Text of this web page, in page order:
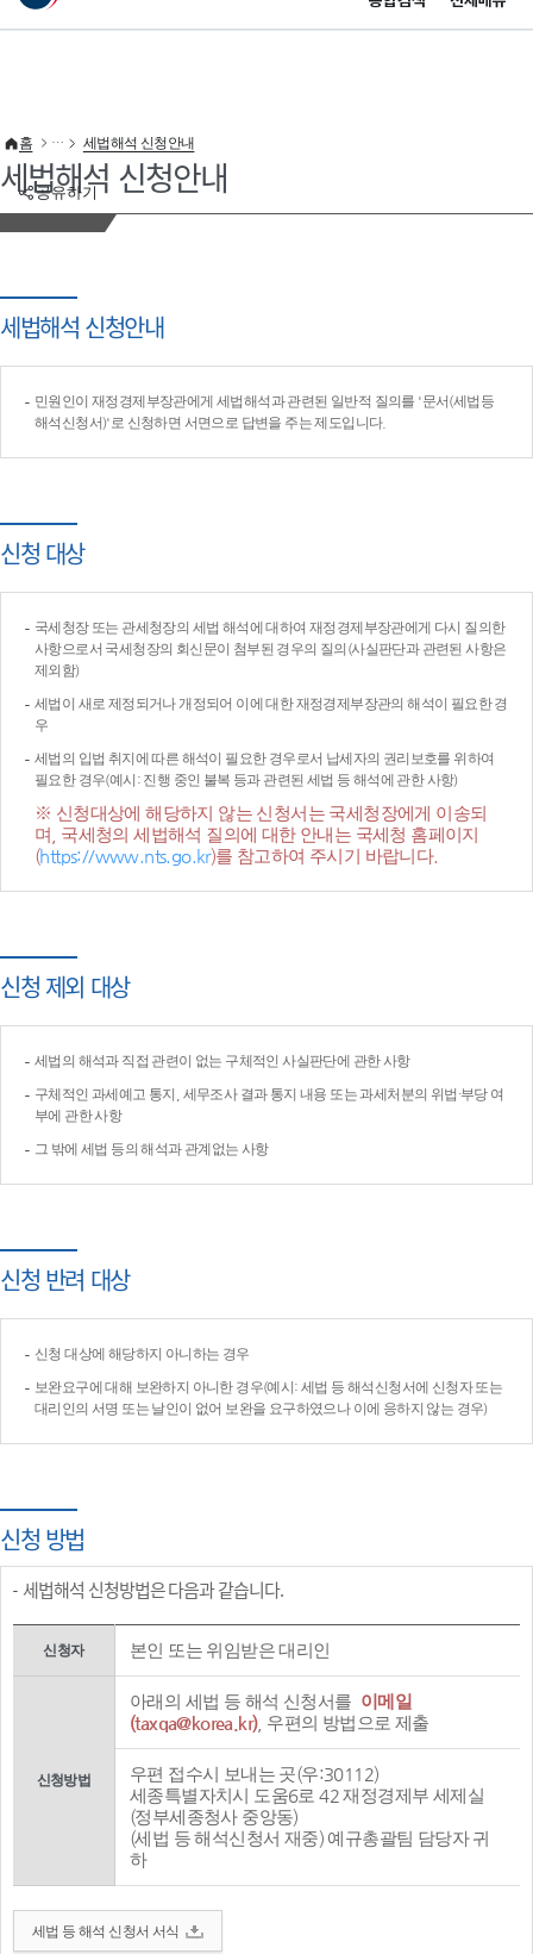
이 누리집은 대한민국 공식 전자정부 누리집입니다.
공유하기
홈 세법해석 신청안내
세법해석 신청안내
세법해석 신청안내
민원인이 재정경제부장관에게 세법해석과 관련된 일반적 질의를 '문서(세법등
해석신청서)'로 신청하면 서면으로 답변을 주는 제도입니다.
신청 대상
국세청장 또는 관세청장의 세법 해석에 대하여 재정경제부장관에게 다시 질의한
사항으로서 국세청장의 회신문이 첨부된 경우의 질의(사실판단과 관련된 사항은
제외함)
세법이 새로 제정되거나 개정되어 이에 대한 재정경제부장관의 해석이 필요한 경
우
세법의 입법 취지에 따른 해석이 필요한 경우로서 납세자의 권리보호를 위하여
필요한 경우(예시: 진행 중인 불복 등과 관련된 세법 등 해석에 관한 사항)
※ 신청대상에 해당하지 않는 신청서는 국세청장에게 이송되
며, 국세청의 세법해석 질의에 대한 안내는 국세청 홈페이지
(https://www.nts.go.kr)를 참고하여 주시기 바랍니다.
신청 제외 대상
세법의 해석과 직접 관련이 없는 구체적인 사실판단에 관한 사항
구체적인 과세예고 통지, 세무조사 결과 통지 내용 또는 과세처분의 위법·부당 여
부에 관한 사항
그 밖에 세법 등의 해석과 관계없는 사항
신청 반려 대상
신청 대상에 해당하지 아니하는 경우
보완요구에 대해 보완하지 아니한 경우(예시: 세법 등 해석신청서에 신청자 또는
대리인의 서명 또는 날인이 없어 보완을 요구하였으나 이에 응하지 않는 경우)
신청 방법
세법해석 신청방법은 다음과 같습니다.
신청자 본인 또는 위임받은 대리인
신청방법
아래의 세법 등 해석 신청서를 이메일
(taxqa@korea.kr), 우편의 방법으로 제출
우편 접수시 보내는 곳(우:30112)
세종특별자치시 도움6로 42 재정경제부 세제실
(정부세종청사 중앙동)
(세법 등 해석신청서 재중) 예규총괄팀 담당자 귀
하
세법 등 해석 신청서 서식